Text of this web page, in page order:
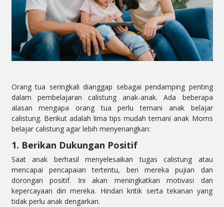
Orang tua seringkali dianggap sebagai pendamping penting
dalam pembelajaran calistung anak-anak. Ada beberapa
alasan mengapa orang tua perlu temani anak belajar
calistung. Berikut adalah lima tips mudah temani anak Moms
belajar calistung agar lebih menyenangkan:
1. Berikan Dukungan Positif
Saat anak berhasil menyelesaikan tugas calistung atau
mencapai pencapaian tertentu, beri mereka pujian dan
dorongan positif. Ini akan meningkatkan motivasi dan
kepercayaan diri mereka. Hindari kritik serta tekanan yang
tidak perlu anak dengarkan.